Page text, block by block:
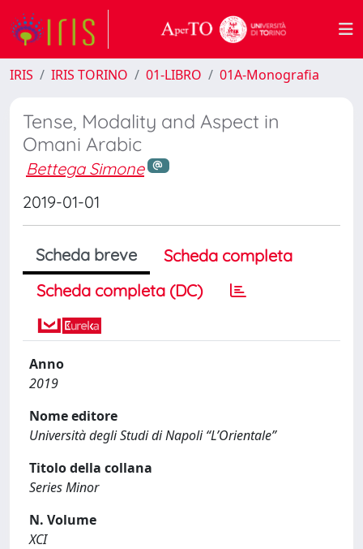
IRIS IRIS TORINO 01-LIBRO 01A-Monografia
Tense, Modality and Aspect in
Omani Arabic
Bettega Simone
2019-01-01
Scheda breve
Scheda completa
Scheda completa (DC)
Anno
2019
Nome editore
Università degli Studi di Napoli “L’Orientale”
Titolo della collana
Series Minor
N. Volume
XCI